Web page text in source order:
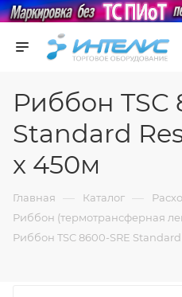
Риббон TSC
Standard
x 450м
Главная — Каталог —
Риббон (термотрансферная
Риббон TSC 8600-SRE